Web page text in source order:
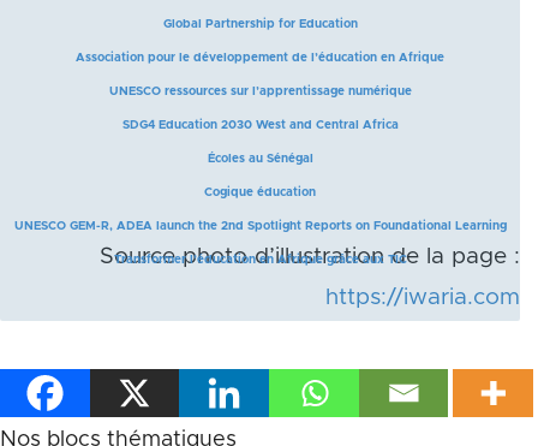
Global Partnership for Education
Association pour le développement de l’éducation en Afrique
UNESCO ressources sur l’apprentissage numérique
SDG4 Education 2030 West and Central Africa
Écoles au Sénégal
Cogique éducation
UNESCO GEM-R, ADEA launch the 2nd Spotlight Reports on Foundational Learning
Transformer l’éducation en Afrique grâce aux TIC
Source photo d’illustration de la page :
https://iwaria.com
Nos blocs thématiques